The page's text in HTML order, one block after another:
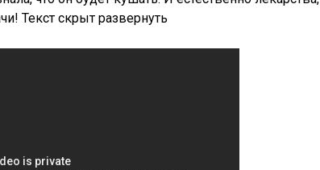
Текст скрыт развернуть